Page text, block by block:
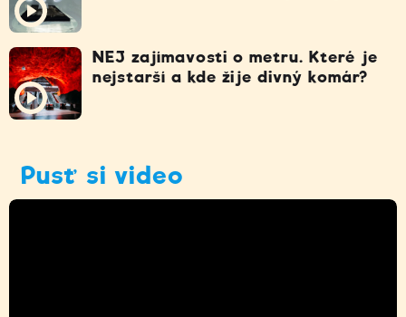
NEJ zajímavosti o metru. Které je
nejstarší a kde žije divný komár?
Pusť si video